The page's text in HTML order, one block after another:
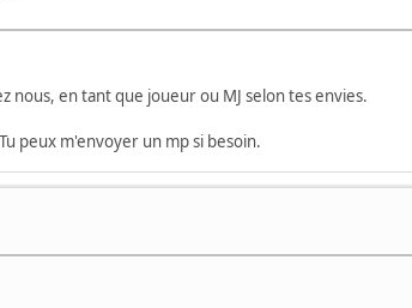
en tant que joueur ou MJ selon tes envies.
peux m'envoyer un mp si besoin.